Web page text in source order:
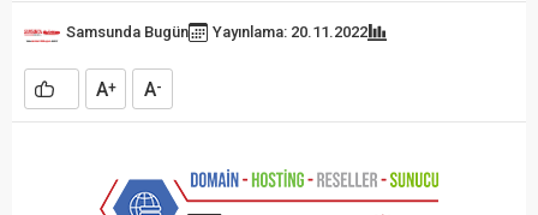
Samsunda Bugün Yayınlama: 20.11.2022
A+ A-